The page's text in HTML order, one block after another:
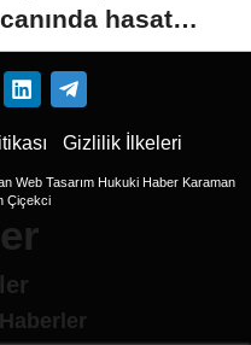
hasat
Gizlilik İlkeleri
Web Tasarım Hukuki Haber Karaman
Çiçekci